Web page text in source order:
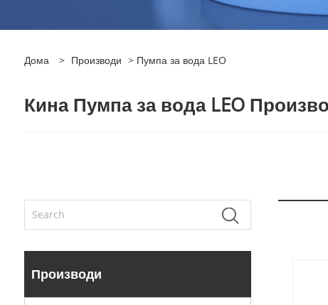
Дома > Производи > Пумпа за вода LEO
Кина Пумпа за вода LEO
Производи